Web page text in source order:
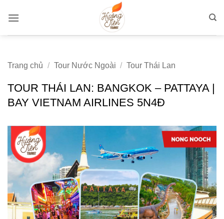
qua
Trang chủ / Tour Nước Ngoài / Tour Thái Lan
TOUR THÁI LAN: BANGKOK – PATTAYA |
BAY VIETNAM AIRLINES 5N4Đ